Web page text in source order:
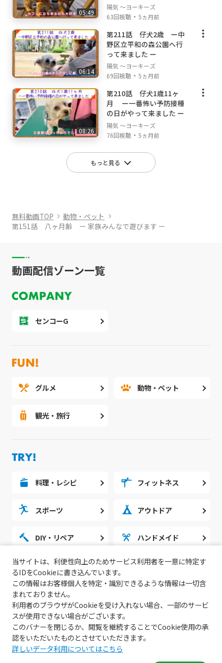
05:49
陽気 ～ヨーキーズ
63回視聴 ・5ヵ月前
06:14
第211話 仔犬2歳 ー中
野区立平和の森公園へ行
って来ました ー
陽気 ～ヨーキーズ
69回視聴 ・5ヵ月前
08:26
第210話 仔犬1歳11ヶ
月 ー一番怖い予防接種
の日がやって来ました ー
陽気 ～ヨーキーズ
76回視聴 ・5ヵ月前
もっと見る
無料動画TOP
動物・ペット
第151話 八ヶ月齢 ー 家族みんなで遊びます ー
動画配信ゾーン一覧
センコーG
グルメ 動物・ペット
観光・旅行
料理・レシピ フィットネス
スポーツ アウトドア
DIY・リペア ハンドメイド
勉強・スタディ ノウハウ
© 2022 無料動画サイトGoody!TV.
当サイトは、利便性向上のためサービス利用者を一意に特定す
るIDをCookieに書き込んでいます。
この情報はお客様個人を特定・識別できるような情報は一切含
まれておりません。
利用者のブラウザがCookieを受け入れない場合、一部のサービ
スが使用できない場合がございます。
このバナーを閉じるか、閲覧を継続することでCookie使用の承
認をいただいたものとさせていただきます。
詳しいデータ利用についてはこちら